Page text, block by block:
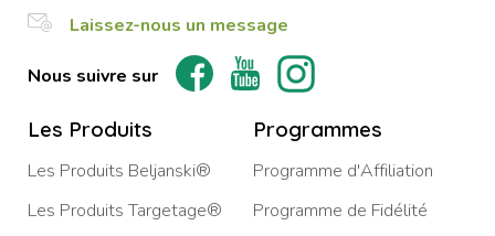
Laissez-nous un message
Nous suivre sur
Les Produits
Les Produits Beljanski®
Les Produits Targetage®
Programmes
Programme d'Affiliation
Programme de Fidélité